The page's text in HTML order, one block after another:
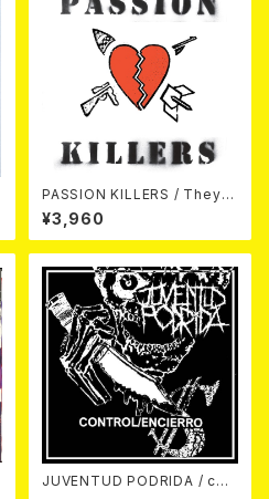
PASSION KILLERS / They K
ill Our Passion With Their
Hate And Wars LP
¥3,960
JUVENTUD PODRIDA / con